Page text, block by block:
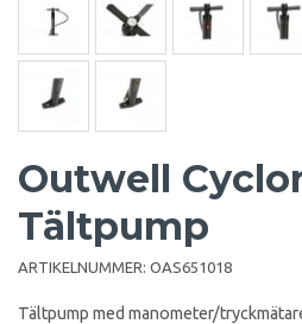
Outwell
Tältpump
ARTIKELNUMMER: OAS651018
Tältpump med manometer/